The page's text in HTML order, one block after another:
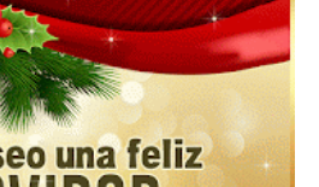
Año Nuevo Nicandro